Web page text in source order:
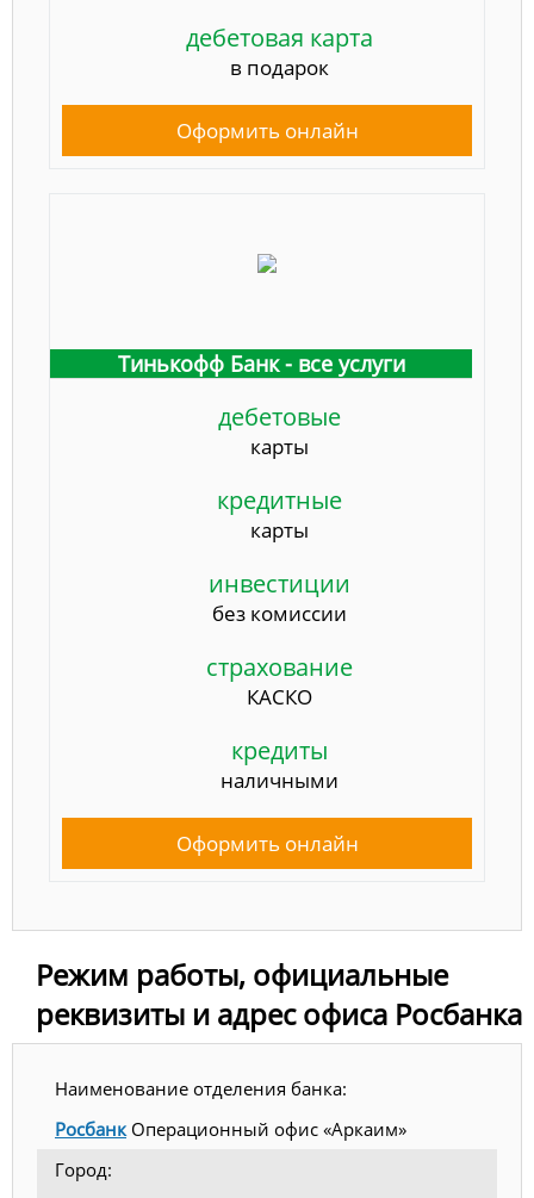
дебетовая карта
в подарок
Оформить онлайн
Тинькофф Банк - все услуги
дебетовые
карты
кредитные
карты
инвестиции
без комиссии
страхование
КАСКО
кредиты
наличными
Оформить онлайн
Режим работы, официальные
реквизиты и адрес офиса Росбанка
Наименование отделения банка:
РосбанкОперационный офис «Аркаим»
Город: